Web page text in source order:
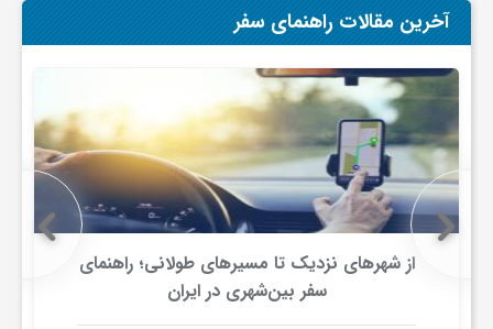
آخرین مقالات راهنمای سفر
از شهرهای نزدیک تا مسیرهای طولانی؛ راهنمای
سفر بین‌شهری در ایران